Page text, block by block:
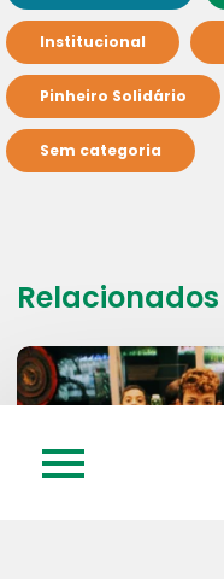
Institucional
Pinheiro Solidário
Sem categoria
Relacionados